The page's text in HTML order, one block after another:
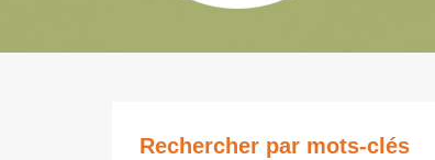
Rechercher par mots-clés